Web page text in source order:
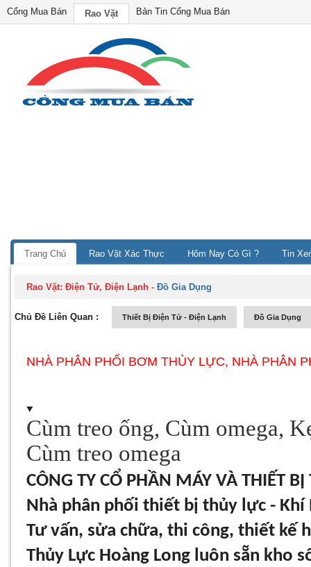
Cổng Mua Bán Rao Vặt Bản Tin Cổng Mua Bán
Trang Chủ Rao Vặt Xác Thực Hôm Nay Có Gì ? Tin
Rao Vặt:Điện Tử, Điện Lạnh -Đồ Gia Dụng
Chủ Đề Liên Quan : Thiết Bị Điện Tử - Điện Lạnh Đồ Gia Dụng
NHÀ PHÂN PHỐI BƠM THỦY LỰC, NHÀ PHÂN
Cùm treo ống, Cùm omega,
Cùm treo omega
CÔNG TY CỔ PHẦN MÁY VÀ THIẾT
Nhà phân phối thiết bị thủy lực -
Tư vấn, sửa chữa, thi công, thiết kế
Thủy Lực Hoàng Long luôn sẵn kho